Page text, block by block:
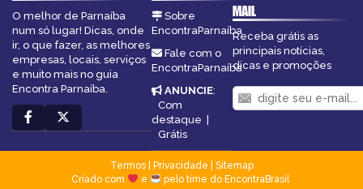
O melhor de Parnaíba
num só lugar! Dicas, onde
ir, o que fazer, as melhores
empresas, locais, serviços
e muito mais no guia
Encontra Parnaíba.
Sobre
EncontraParnaíba
Fale com o
EncontraParnaíba
ANUNCIE:
Com
destaque |
Grátis
MAIL
Receba grátis as
principais notícias,
dicas e promoções
Termos| Privacidade
Sitemap
Criado com
e pelo time do EncontraBrasil